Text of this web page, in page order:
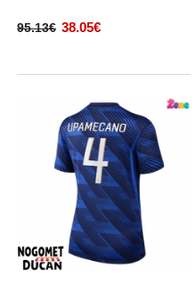
95.13€ 38.05€